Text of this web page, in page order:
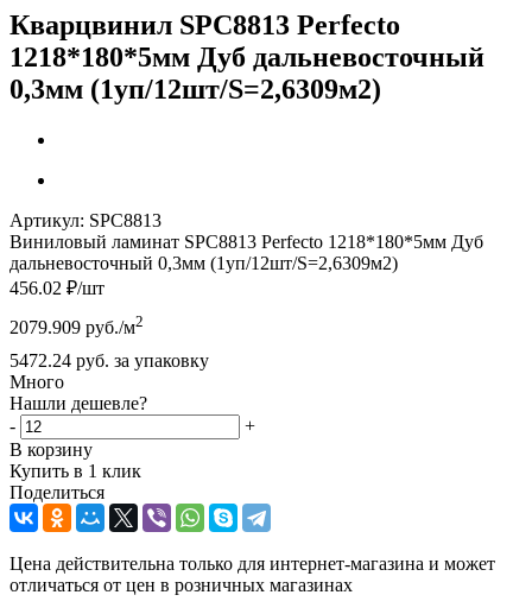
Кварцвинил SPC8813 Perfecto
1218*180*5мм Дуб дальневосточный
0,3мм (1уп/12шт/S=2,6309м2)
Артикул: SPC8813
Виниловый ламинат SPC8813 Perfecto 1218*180*5мм Дуб
дальневосточный 0,3мм (1уп/12шт/S=2,6309м2)
456.02 ₽/шт
2079.909 руб./м2
5472.24 руб. за упаковку
Много
Нашли дешевле?
-
+
В корзину
Купить в 1 клик
Поделиться
Цена действительна только для интернет-магазина и может
отличаться от цен в розничных магазинах